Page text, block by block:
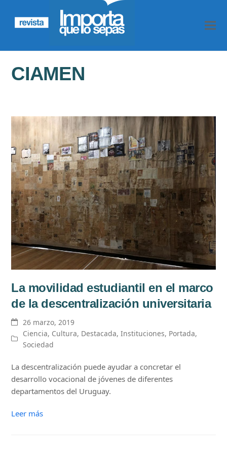
CIAMEN
La movilidad estudiantil en el marco
de la descentralización universitaria
26 marzo, 2019
Ciencia, Cultura, Destacada,Instituciones, Portada,
Sociedad
La descentralización puede ayudar a concretar el
desarrollo vocacional de jóvenes de diferentes
departamentos del Uruguay.
Leer más